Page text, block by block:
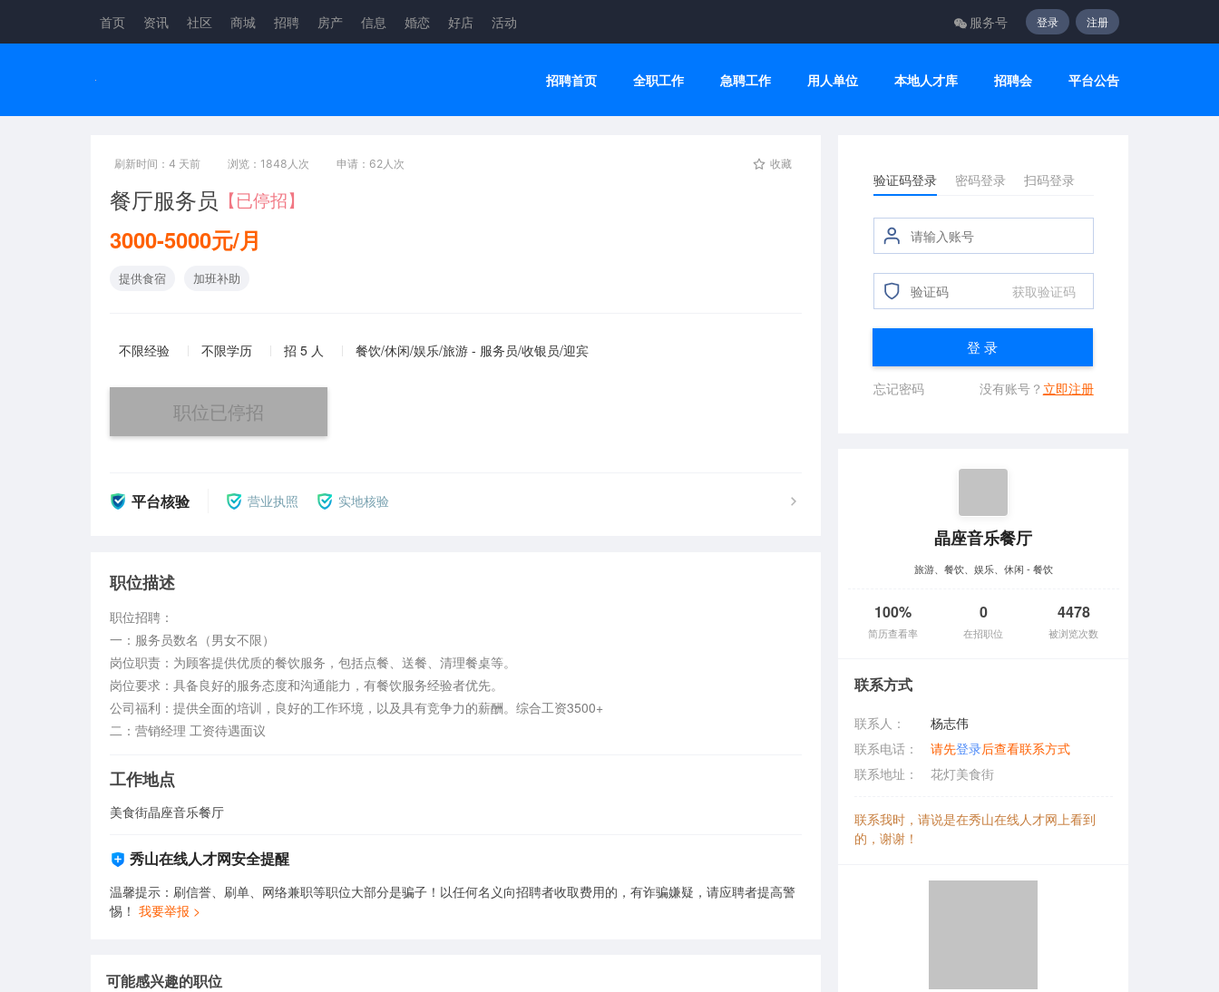
首页 资讯 社区 商城 招聘 房产 信息 婚恋 好店 活动 服务号 登录 注册
招聘首页 全职工作 急聘工作 用人单位 本地人才库 招聘会 平台公告
刷新时间：4 天前 浏览：1848人次 申请：62人次 收藏
餐厅服务员 【已停招】
3000-5000元/月
提供食宿 加班补助
不限经验 不限学历 招 5 人 餐饮/休闲/娱乐/旅游 - 服务员/收银员/迎宾
职位已停招
平台核验 营业执照 实地核验
职位描述
职位招聘：
一：服务员数名（男女不限）
岗位职责：为顾客提供优质的餐饮服务，包括点餐、送餐、清理餐桌等。
岗位要求：具备良好的服务态度和沟通能力，有餐饮服务经验者优先。
公司福利：提供全面的培训，良好的工作环境，以及具有竞争力的薪酬。综合工资3500+
二：营销经理 工资待遇面议
工作地点
美食街晶座音乐餐厅
秀山在线人才网安全提醒
温馨提示：刷信誉、刷单、网络兼职等职位大部分是骗子！以任何名义向招聘者收取费用的，有诈骗嫌疑，请应聘者提高警
惕！ 我要举报 >
可能感兴趣的职位
验证码登录 密码登录 扫码登录
获取验证码
登 录
忘记密码 没有账号？ 立即注册
晶座音乐餐厅
旅游、餐饮、娱乐、休闲 - 餐饮
100%
简历查看率
0
在招职位
4478
被浏览次数
联系方式
联系人：
杨志伟
联系电话：
请先登录后查看联系方式
联系地址：
花灯美食街
联系我时，请说是在秀山在线人才网上看到
的，谢谢！